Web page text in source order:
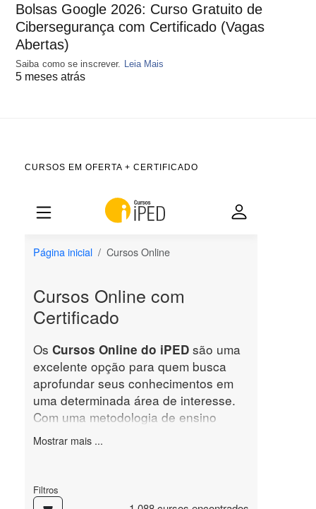
Bolsas Google 2026: Curso Gratuito de
Cibersegurança com Certificado (Vagas
Abertas)
Saiba como se inscrever. Leia Mais
5 meses atrás
CURSOS EM OFERTA + CERTIFICADO